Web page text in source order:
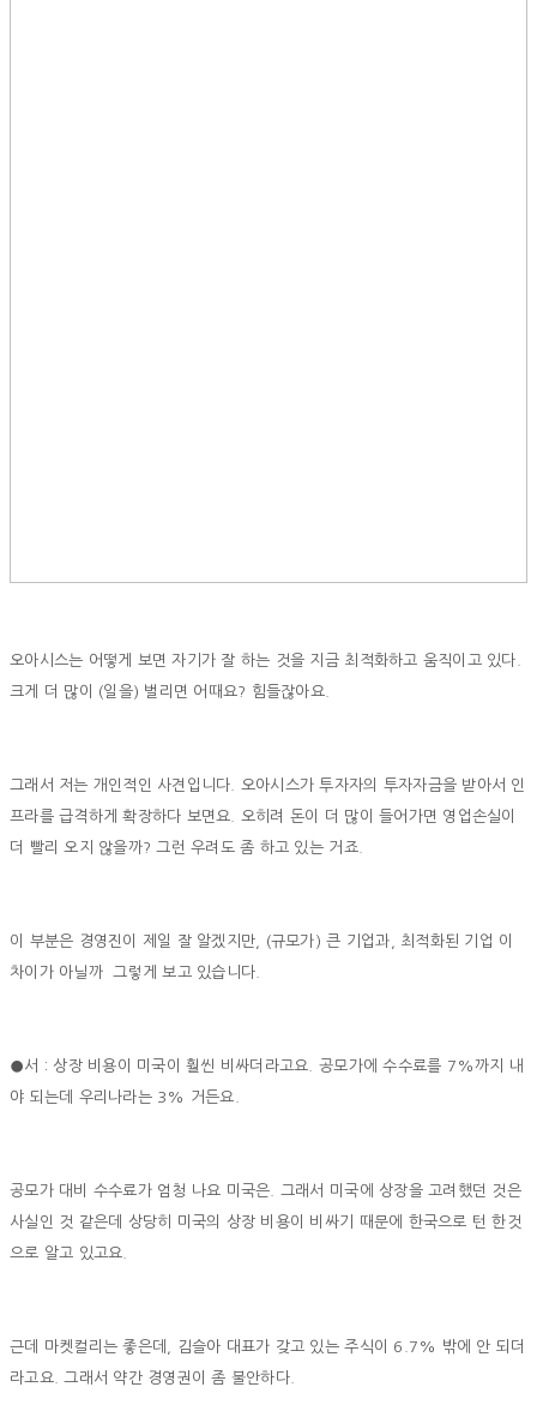
오아시스는 어떻게 보면 자기가 잘 하는 것을 지금 최적화하고 움직이고 있다.
크게 더 많이 (일을) 벌리면 어때요? 힘들잖아요.
그래서 저는 개인적인 사견입니다. 오아시스가 투자자의 투자자금을 받아서 인
프라를 급격하게 확장하다 보면요. 오히려 돈이 더 많이 들어가면 영업손실이
더 빨리 오지 않을까? 그런 우려도 좀 하고 있는 거죠.
이 부분은 경영진이 제일 잘 알겠지만, (규모가) 큰 기업과, 최적화된 기업 이
차이가 아닐까 그렇게 보고 있습니다.
●서 : 상장 비용이 미국이 훨씬 비싸더라고요. 공모가에 수수료를 7%까지 내
야 되는데 우리나라는 3% 거든요.
공모가 대비 수수료가 엄청 나요 미국은. 그래서 미국에 상장을 고려했던 것은
사실인 것 같은데 상당히 미국의 상장 비용이 비싸기 때문에 한국으로 턴 한것
으로 알고 있고요.
근데 마켓컬리는 좋은데, 김슬아 대표가 갖고 있는 주식이 6.7% 밖에 안 되더
라고요. 그래서 약간 경영권이 좀 불안하다.